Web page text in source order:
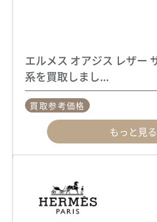
エルメス オアジス レザー
系を買取しまし...
買取参考価格
もっと見る